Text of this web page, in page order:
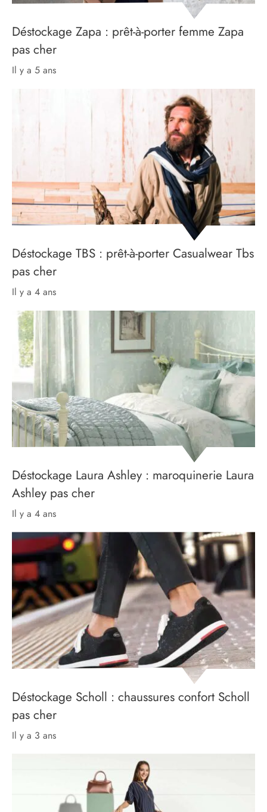
Déstockage Zapa : prêt-à-porter femme Zapa
pas cher
il y a 5 ans
Déstockage TBS : prêt-à-porter Casualwear Tbs
pas cher
il y a 4 ans
Déstockage Laura Ashley : maroquinerie Laura
Ashley pas cher
il y a 4 ans
Déstockage Scholl : chaussures confort Scholl
pas cher
il y a 3 ans